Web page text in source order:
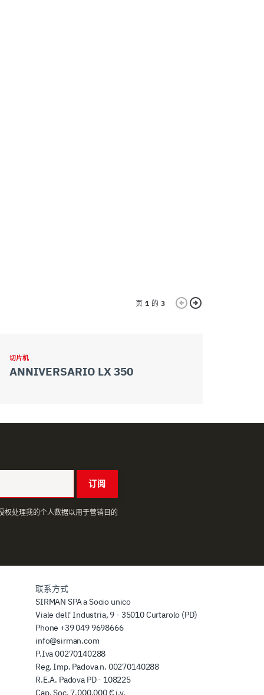
页 1 的 3
切片机
ANNIVERSARIO LX 350
订阅
权处理我的个人数据以用于营销目的
联系方式
SIRMAN SPA a Socio unico
Viale dell' Industria, 9 - 35010 Curtarolo (PD)
Phone +39 049 9698666
info@sirman.com
P.Iva 00270140288
Reg. Imp. Padova n. 00270140288
R.E.A. Padova PD - 108225
Cap. Soc. 7.000.000 € i.v.